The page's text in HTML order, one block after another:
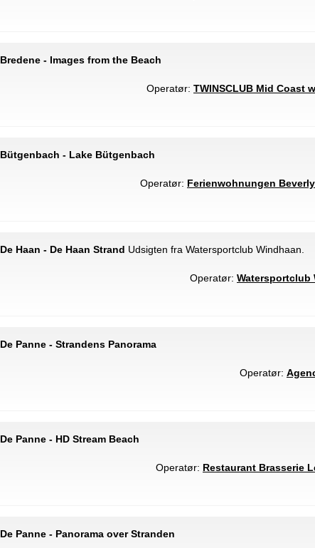
Bredene - Images from the Beach
Operatør: TWINSCLUB Mid Coast
Bütgenbach - Lake Bütgenbach
Operatør: Ferienwohnungen
De Haan - De Haan Strand Udsigten fra Watersportclub Windhaan.
Operatør: Watersportclub
De Panne - Strandens Panorama
Operatør:
De Panne - HD Stream Beach
Operatør: Restaurant Brasserie
De Panne - Panorama over Stranden